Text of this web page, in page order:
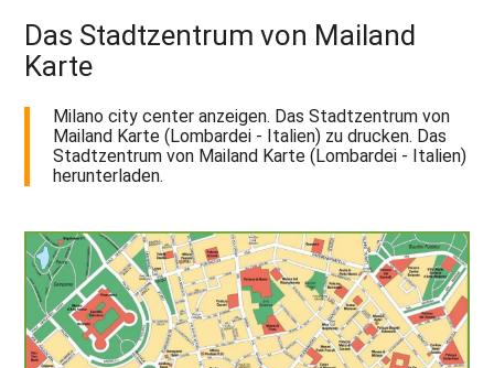
Das Stadtzentrum von Mailand
Karte
Milano city center anzeigen. Das Stadtzentrum von
Mailand Karte (Lombardei - Italien) zu drucken. Das
Stadtzentrum von Mailand Karte (Lombardei - Italien)
herunterladen.